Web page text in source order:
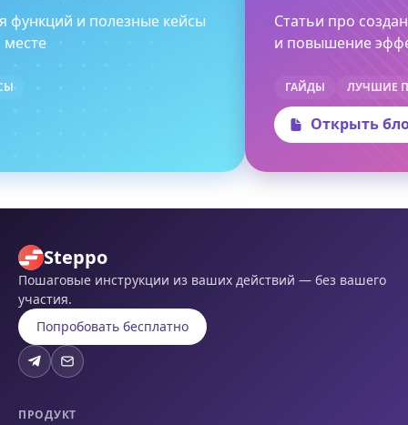
функций и полезные кейсы
Статьи про
и повышение
ГАЙДЫ ЛУЧШИЕ
Открыть
Steppo
Пошаговые инструкции из ваших действий — без вашего
участия.
Попробовать бесплатно
ПРОДУКТ